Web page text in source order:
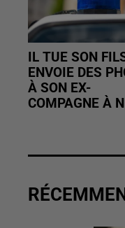
IL TUE SON
ENVOIE DES
À SON EX-
COMPAGNE À